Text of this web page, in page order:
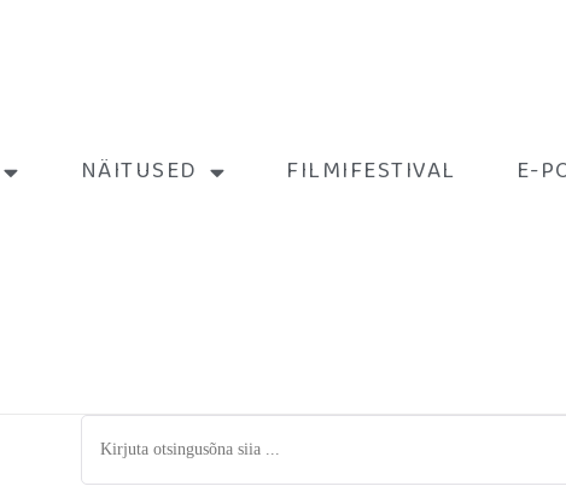
NÄITUSED FILMIFESTIVAL E-